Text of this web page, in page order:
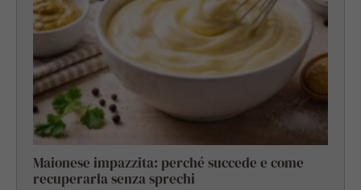
Maionese impazzita: perché succede e come
recuperarla senza sprechi